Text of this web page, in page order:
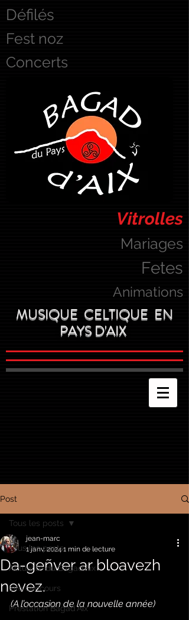
Défilés
Fest noz
Concerts
Vitrolles
Mariages
Fetes
Animations
MUSIQUE CELTIQUE EN
PAYS D'AIX
Post
Tous les posts
Actualité du Bagad'Aix
Info concours
Prestation Bagad'Aix
Tous les posts
Da-geñver ar bloavezh
nevez.
jean-marc
1 janv. 20241 min de lecture
(A l’occasion de la nouvelle année)